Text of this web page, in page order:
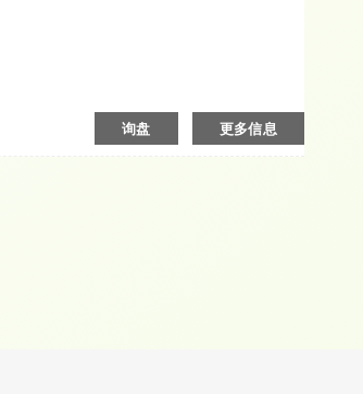
询盘 更多信息